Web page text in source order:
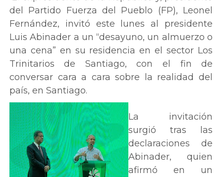
del Partido Fuerza del Pueblo (FP), Leonel
Fernández, invitó este lunes al presidente
Luis Abinader a un “desayuno, un almuerzo o
una cena” en su residencia en el sector Los
Trinitarios de Santiago, con el fin de
conversar cara a cara sobre la realidad del
país, en Santiago.
La invitación
surgió tras las
declaraciones de
Abinader, quien
afirmó en un